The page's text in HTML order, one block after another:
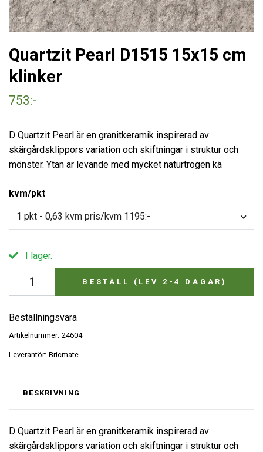
Quartzit Pearl D1515 15x15 cm
klinker
753:-
D Quartzit Pearl är en granitkeramik inspirerad av
skärgårdsklippors variation och skiftningar i struktur och
mönster. Ytan är levande med mycket naturtrogen kä
kvm/pkt
1 pkt - 0,63 kvm pris/kvm 1195:-
I lager.
BESTÄLL (LEV 2-4 DAGAR)
Beställningsvara
Artikelnummer: 24604
Leverantör: Bricmate
BESKRIVNING
D Quartzit Pearl är en granitkeramik inspirerad av
skärgårdsklippors variation och skiftningar i struktur och